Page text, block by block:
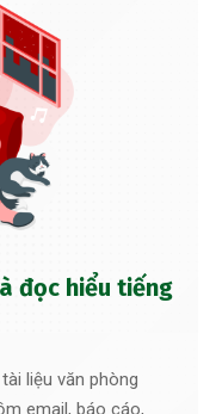
đọc hiểu tiếng
liệu văn phòng
email, báo cáo,